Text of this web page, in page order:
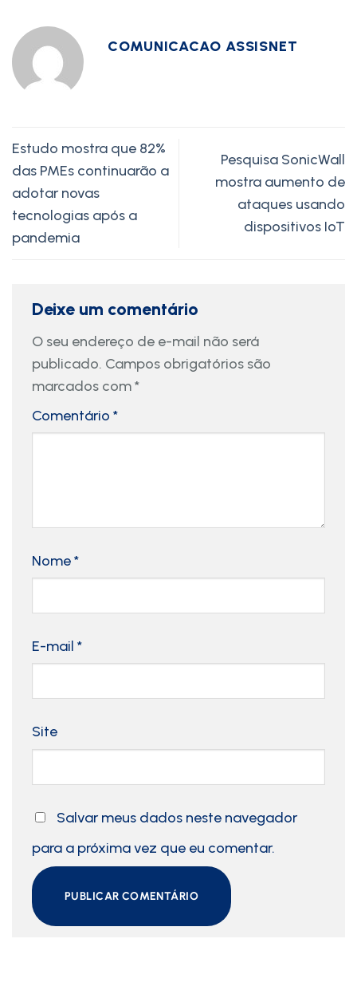
COMUNICACAO ASSISNET
Estudo mostra que 82%
das PMEs continuarão a
adotar novas
tecnologias após a
pandemia
Pesquisa SonicWall
mostra aumento de
ataques usando
dispositivos IoT
Deixe um comentário
O seu endereço de e-mail não será
publicado. Campos obrigatórios são
marcados com*
Comentário *
Nome*
E-mail *
Site
Salvar meus dados neste navegador
para a próxima vez que eu comentar.